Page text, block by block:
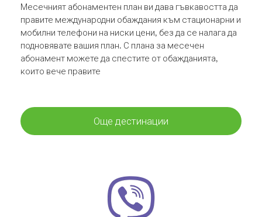
Месечният абонаментен план ви дава гъвкавостта да
правите международни обаждания към стационарни и
мобилни телефони на ниски цени, без да се налага да
подновявате вашия план. С плана за месечен
абонамент можете да спестите от обажданията,
които вече правите
Още дестинации